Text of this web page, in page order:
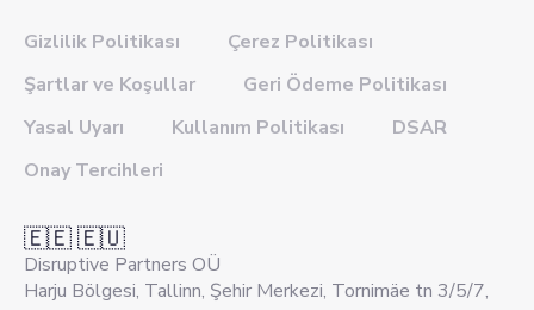
Gizlilik Politikası
Çerez Politikası
Şartlar ve Koşullar
Geri Ödeme Politikası
Yasal Uyarı
Kullanım Politikası
DSAR
Onay Tercihleri
🇪🇪 🇪🇺
Disruptive Partners OÜ
Harju Bölgesi, Tallinn, Şehir Merkezi, Tornimäe tn 3/5/7,